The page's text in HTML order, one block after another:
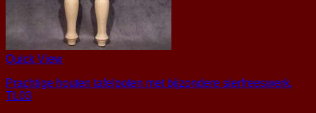
Quick View
Prachtige houten tafelpoten met bijzondere sierfreeswerk,
TL03